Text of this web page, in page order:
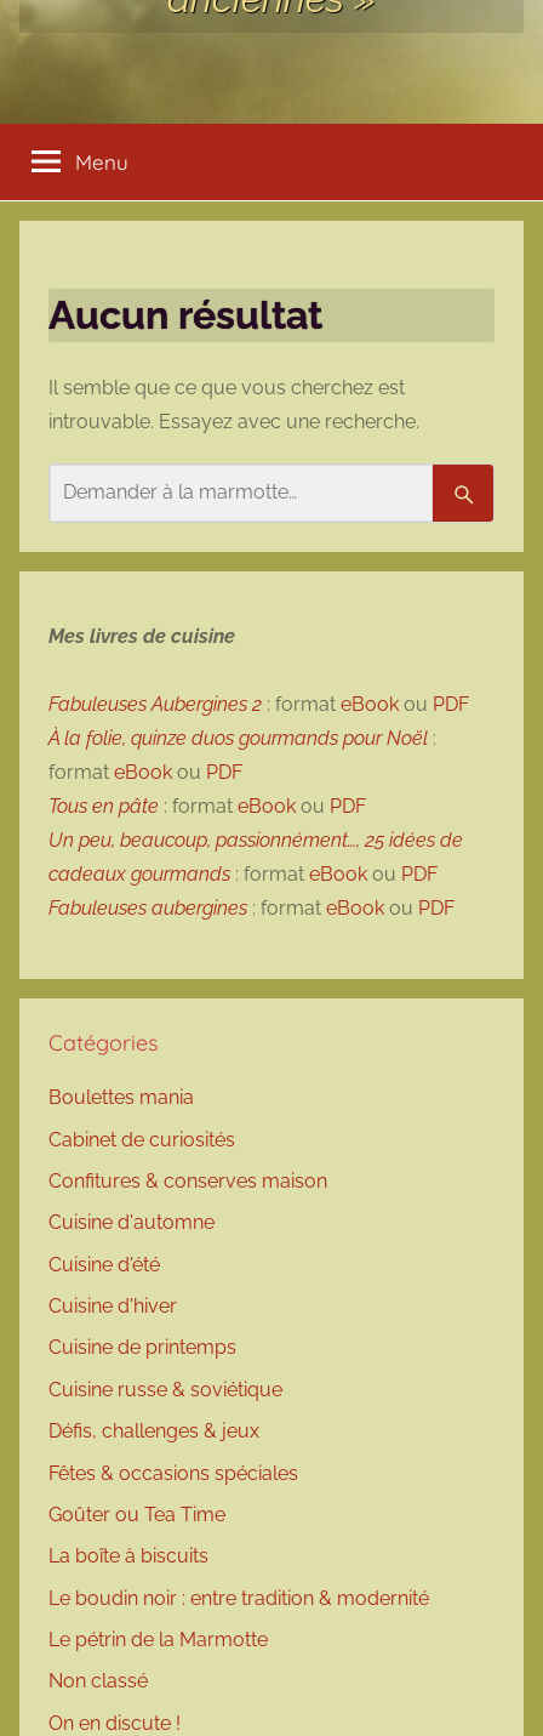
Menu
Aucun résultat
Il semble que ce que vous cherchez est
introuvable. Essayez avec une recherche.
Mes livres de cuisine
Fabuleuses Aubergines 2 : format eBook ou PDF
À la folie, quinze duos gourmands pour Noël :
format eBook ou PDF
Tous en pâte : format eBook ou PDF
Un peu, beaucoup, passionnément…, 25 idées de
cadeaux gourmands : format eBook ou PDF
Fabuleuses aubergines : format eBook ou PDF
Catégories
Boulettes mania
Cabinet de curiosités
Confitures & conserves maison
Cuisine d'automne
Cuisine d'été
Cuisine d'hiver
Cuisine de printemps
Cuisine russe & soviétique
Défis, challenges & jeux
Fêtes & occasions spéciales
Goûter ou Tea Time
La boîte à biscuits
Le boudin noir : entre tradition & modernité
Le pétrin de la Marmotte
Non classé
On en discute !